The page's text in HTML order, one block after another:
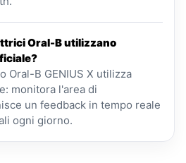
Oral-B utilizzano
Oral-B GENIUS X utilizza
monitora l'area di
un feedback in tempo reale
ogni giorno.